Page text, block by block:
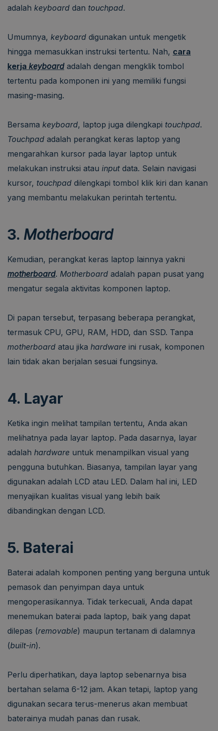
adalah keyboard dan touchpad.
Umumnya, keyboard digunakan untuk mengetik
hingga memasukkan instruksi tertentu. Nah, cara
kerja keyboard adalah dengan mengklik tombol
tertentu pada komponen ini yang memiliki fungsi
masing-masing.
Bersama keyboard, laptop juga dilengkapi touchpad.
Touchpad adalah perangkat keras laptop yang
mengarahkan kursor pada layar laptop untuk
melakukan instruksi atau input data. Selain navigasi
kursor, touchpad dilengkapi tombol klik kiri dan kanan
yang membantu melakukan perintah tertentu.
3. Motherboard
Kemudian, perangkat keras laptop lainnya yakni
motherboard. Motherboard adalah papan pusat yang
mengatur segala aktivitas komponen laptop.
Di papan tersebut, terpasang beberapa perangkat,
termasuk CPU, GPU, RAM, HDD, dan SSD. Tanpa
motherboard atau jika hardware ini rusak, komponen
lain tidak akan berjalan sesuai fungsinya.
4. Layar
Ketika ingin melihat tampilan tertentu, Anda akan
melihatnya pada layar laptop. Pada dasarnya, layar
adalah hardware untuk menampilkan visual yang
pengguna butuhkan. Biasanya, tampilan layar yang
digunakan adalah LCD atau LED. Dalam hal ini, LED
menyajikan kualitas visual yang lebih baik
dibandingkan dengan LCD.
5. Baterai
Baterai adalah komponen penting yang berguna untuk
pemasok dan penyimpan daya untuk
mengoperasikannya. Tidak terkecuali, Anda dapat
menemukan baterai pada laptop, baik yang dapat
dilepas (removable) maupun tertanam di dalamnya
(built-in).
Perlu diperhatikan, daya laptop sebenarnya bisa
bertahan selama 6-12 jam. Akan tetapi, laptop yang
digunakan secara terus-menerus akan membuat
baterainya mudah panas dan rusak.